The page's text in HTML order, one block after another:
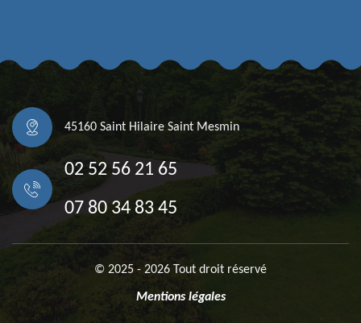
45160 Saint Hilaire Saint Mesmin
02 52 56 21 65
07 80 34 83 45
© 2025 - 2026 Tout droit réservé
Mentions légales